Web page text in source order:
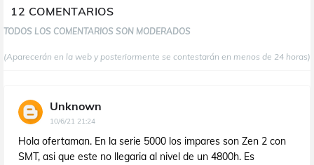
12 COMENTARIOS
TODOS LOS COMENTARIOS SON MODERADOS
(Aparecerán en la web y posteriormente se contestarán en menos de 24 horas)
Unknown
10/6/21 21:24
Hola ofertaman. En la serie 5000 los impares son Zen 2 con
SMT, asi que este no llegaria al nivel de un 4800h. Es